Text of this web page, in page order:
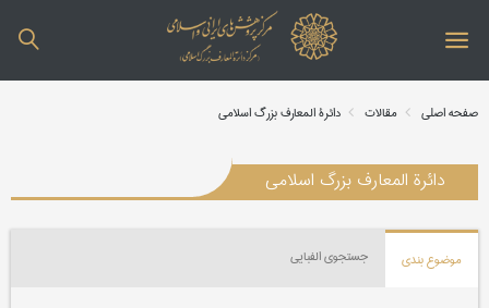
صفحه اصلی مقالات دائرة المعارف بزرگ اسلامی
دائرة المعارف بزرگ اسلامی
موضوع بندی جستجوی الفبایی